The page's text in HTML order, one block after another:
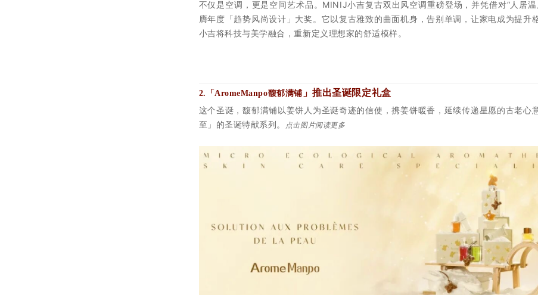
不仅是空调，更是空间艺术品。MINIJ小吉复古双出风空调重磅登场，并凭借对“人居
膺年度「趋势风尚设计」大奖。它以复古雅致的曲面机身，告别单调，让家电成为提升
小吉将科技与美学融合，重新定义理想家的舒适模样。
2. 「AromeManpo馥郁满铺 」推出圣诞限定礼盒
这个圣诞，馥郁满铺以姜饼人为圣诞奇迹的信使，携姜饼暖香， 延续传递星愿的古老心
至」的圣诞特献系列。
点击图片阅读更多